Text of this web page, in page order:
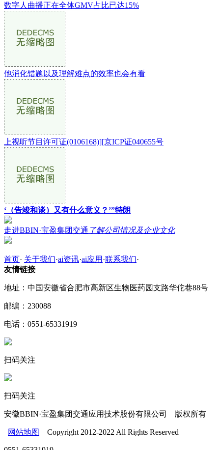
数字人曲播正在全体GMV占比已达15%
他消化错题以及理解难点的效率也会有看
上视听节目许可证(0106168)][京ICP证040655号
‘（告竣和谈）又有什么意义？’”特朗
走进BBIN·宝盈集团交通 了解公司情况及企业文化
首页· 关于我们·ai资讯·ai应用 ·联系我们·
友情链接
地址：中国安徽省合肥市高新区生物医药园支路华佗巷88号
邮编：230088
电话：0551-65331919
扫码关注
扫码关注
安徽BBIN·宝盈集团交通应用技术股份有限公司 版权所有
网站地图 Copyright 2012-2022 All Rights Reserved